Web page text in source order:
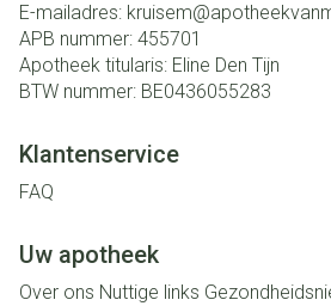
E-mailadres: kruisem@
APB nummer: 455701
Apotheek titularis: Eline Den Tijn
BTW nummer: BE0436055283
Klantenservice
FAQ
Uw apotheek
Over ons Nuttige links